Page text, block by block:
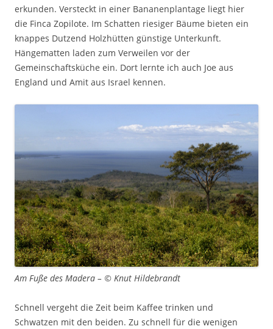
erkunden. Versteckt in einer Bananenplantage liegt hier
die Finca Zopilote. Im Schatten riesiger Bäume bieten ein
knappes Dutzend Holzhütten günstige Unterkunft.
Hängematten laden zum Verweilen vor der
Gemeinschaftsküche ein. Dort lernte ich auch Joe aus
England und Amit aus Israel kennen.
Am Fuße des Madera – © Knut Hildebrandt
Schnell vergeht die Zeit beim Kaffee trinken und
Schwatzen mit den beiden. Zu schnell für die wenigen